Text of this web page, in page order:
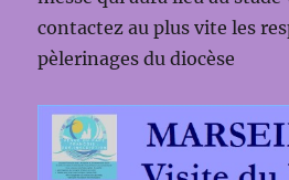
contactez au plus vite les
pèlerinages du diocèse